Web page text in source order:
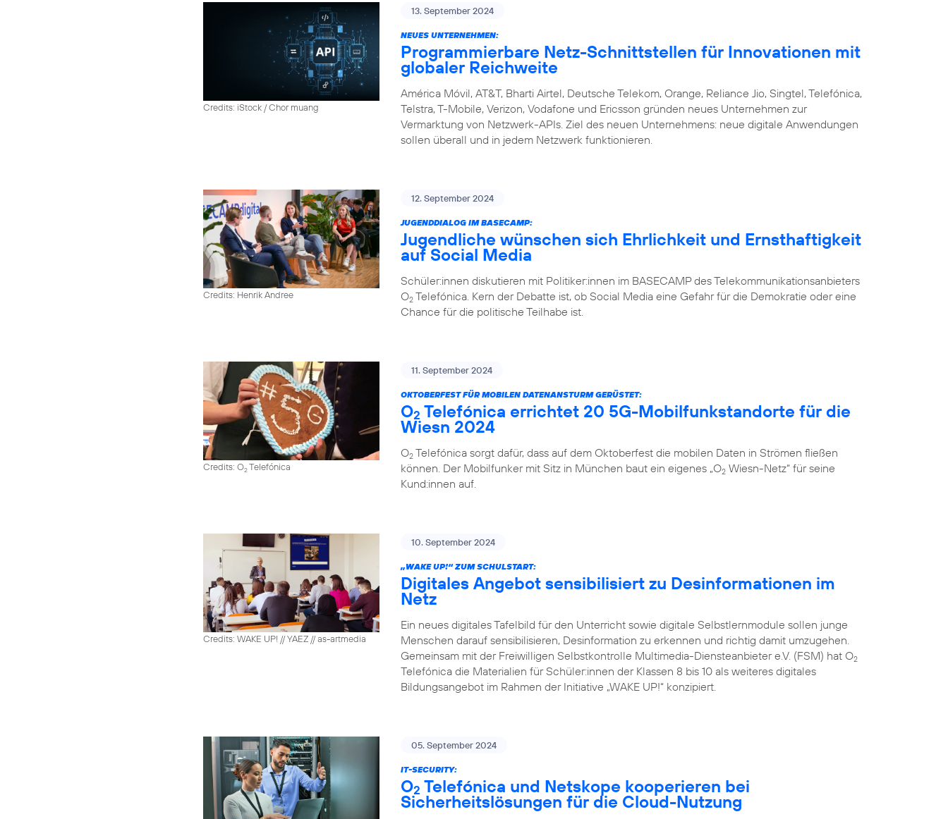
Credits: iStock / Chor muang
13. September 2024
NEUES UNTERNEHMEN:
Programmierbare Netz-Schnittstellen für Innovationen mit
globaler Reichweite
América Móvil, AT&T, Bharti Airtel, Deutsche Telekom, Orange, Reliance Jio, Singtel, Telefónica,
Telstra, T-Mobile, Verizon, Vodafone und Ericsson gründen neues Unternehmen zur
Vermarktung von Netzwerk-APIs. Ziel des neuen Unternehmens: neue digitale Anwendungen
sollen überall und in jedem Netzwerk funktionieren.
Credits: Henrik Andree
12. September 2024
JUGENDDIALOG IM BASECAMP:
Jugendliche wünschen sich Ehrlichkeit und Ernsthaftigkeit
auf Social Media
Schüler:innen diskutieren mit Politiker:innen im BASECAMP des Telekommunikationsanbieters
O2 Telefónica. Kern der Debatte ist, ob Social Media eine Gefahr für die Demokratie oder eine
Chance für die politische Teilhabe ist.
Credits: O2Telefónica
11. September 2024
OKTOBERFEST FÜR MOBILEN DATENANSTURM GERÜSTET:
O2 Telefónica errichtet 20 5G-Mobilfunkstandorte für die
Wiesn 2024
O2 Telefónica sorgt dafür, dass auf dem Oktoberfest die mobilen Daten in Strömen fließen
können. Der Mobilfunker mit Sitz in München baut ein eigenes „O2 Wiesn-Netz“ für seine
Kund:innen auf.
Credits: WAKE UP! // YAEZ // as-artmedia
10. September 2024
„WAKE UP!“ ZUM SCHULSTART:
Digitales Angebot sensibilisiert zu Desinformationen im
Netz
Ein neues digitales Tafelbild für den Unterricht sowie digitale Selbstlernmodule sollen junge
Menschen darauf sensibilisieren, Desinformation zu erkennen und richtig damit umzugehen.
Gemeinsam mit der Freiwilligen Selbstkontrolle Multimedia-Diensteanbieter e.V. (FSM) hat O2
Telefónica die Materialien für Schüler:innen der Klassen 8 bis 10 als weiteres digitales
Bildungsangebot im Rahmen der Initiative „WAKE UP!“ konzipiert.
05. September 2024
IT-SECURITY:
O2 Telefónica und Netskope kooperieren bei
Sicherheitslösungen für die Cloud-Nutzung